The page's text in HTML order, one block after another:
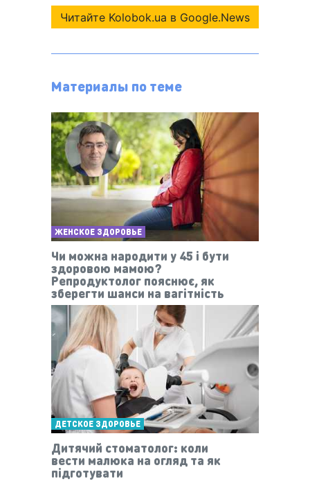
Читайте Kolobok.ua в Google.News
Материалы по теме
ЖЕНСКОЕ ЗДОРОВЬЕ
Чи можна народити у 45 і бути
здоровою мамою?
Репродуктолог пояснює, як
зберегти шанси на вагітність
ДЕТСКОЕ ЗДОРОВЬЕ
Дитячий стоматолог: коли
вести малюка на огляд та як
підготувати